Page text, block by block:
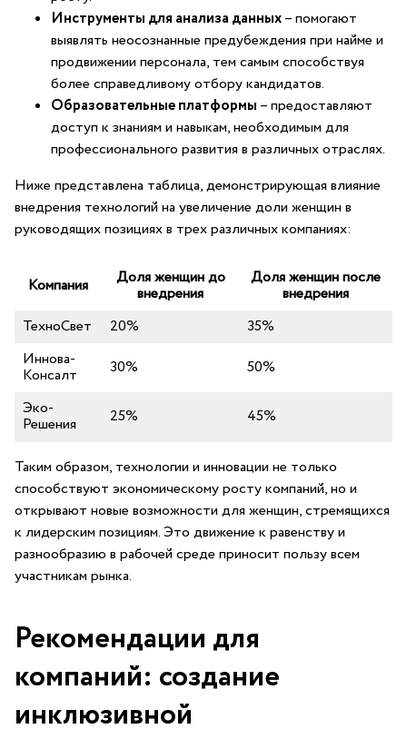
Инструменты⁢ для​ анализа данных– помогают
выявлять неосознанные предубеждения ⁤при найме и
продвижении​ персонала, тем​ самым‌ способствуя
более справедливому отбору ​кандидатов.
Образовательные ⁤платформы – предоставляют‌
доступ к знаниям и ​навыкам, необходимым для​
профессионального развития в различных отраслях.
Ниже представлена‍ таблица, демонстрирующая ⁣влияние ​
внедрения технологий на увеличение‌ доли ​женщин в
руководящих позициях в трех различных⁢ компаниях:
Компания Доля женщин до‌
внедрения
Доля женщин ‌после
внедрения
ТехноСвет
20%
35%
Иннова-
Консалт 30%
50%
Эко-
Решения 25% 45%
Таким образом, ⁢технологии и‌ инновации​ не только
⁢способствуют ⁢экономическому росту компаний, ‌но и
открывают новые возможности ‍для‍ женщин, стремящихся
​к лидерским ​позициям. ‌Это⁤ движение к равенству ​и
разнообразию в рабочей⁤ среде‌ приносит пользу всем
участникам⁢ рынка.
Рекомендации для⁣
компаний: создание
инклюзивной